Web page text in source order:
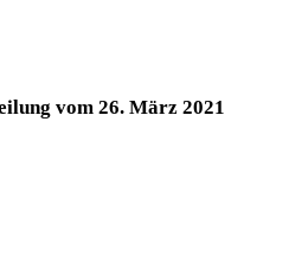
vom 26. März 2021